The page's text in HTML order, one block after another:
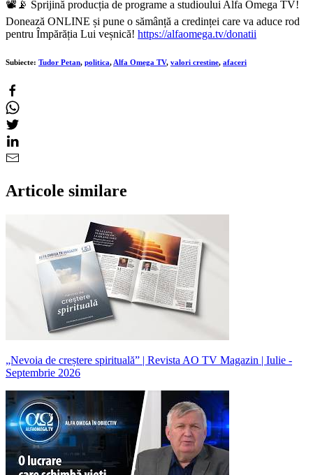
📽️📡 Sprijină producția de programe a studioului Alfa Omega TV!
Donează ONLINE și pune o sămânță a credinței care va aduce rod
pentru Împărăția Lui veșnică! https://alfaomega.tv/donatii
Subiecte: Tudor Petan, politica, Alfa Omega TV, valori crestine, afaceri
Articole similare
„Nevoia de creștere spirituală” | Revista AO TV Magazin | Iulie -
Septembrie 2026